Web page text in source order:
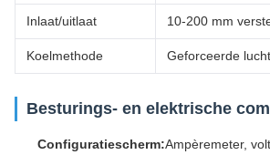
Inlaat/uitlaat 10-200 mm
Koelmethode Geforceerde
Besturings- en elektrische
Configuratiescherm:Ampèremeter,